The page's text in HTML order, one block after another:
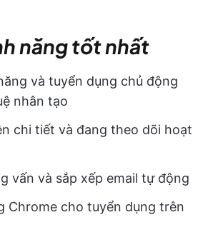
năng tốt nhất
và tuyển dụng chủ động
nhân tạo
chi tiết và đang theo dõi hoạt
vấn và sắp xếp email tự động
Chrome cho tuyển dụng trên